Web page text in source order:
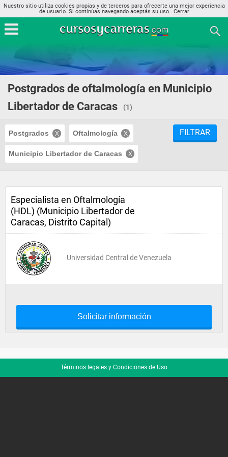
Nuestro sitio utiliza cookies propias y de terceros para ofrecerte una mejor experiencia
de usuario. Si continúas navegando aceptás su uso.. Cerrar
Postgrados de oftalmología en Municipio
Libertador de Caracas
(1)
Postgrados Oftalmología
Municipio Libertador de Caracas
FILTRAR
Especialista en Oftalmología
(HDL) (Municipio Libertador de
Caracas, Distrito Capital)
Universidad Central de Venezuela
Solicitar información
Términos legales y Condiciones de Uso